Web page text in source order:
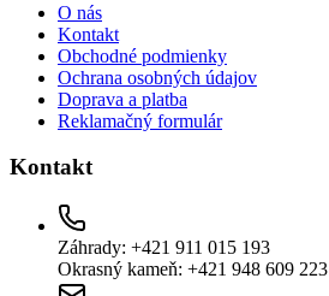
O nás
Kontakt
Obchodné podmienky
Ochrana osobných údajov
Doprava a platba
Reklamačný formulár
Kontakt
Záhrady: +421 911 015 193
Okrasný kameň: +421 948 609 223